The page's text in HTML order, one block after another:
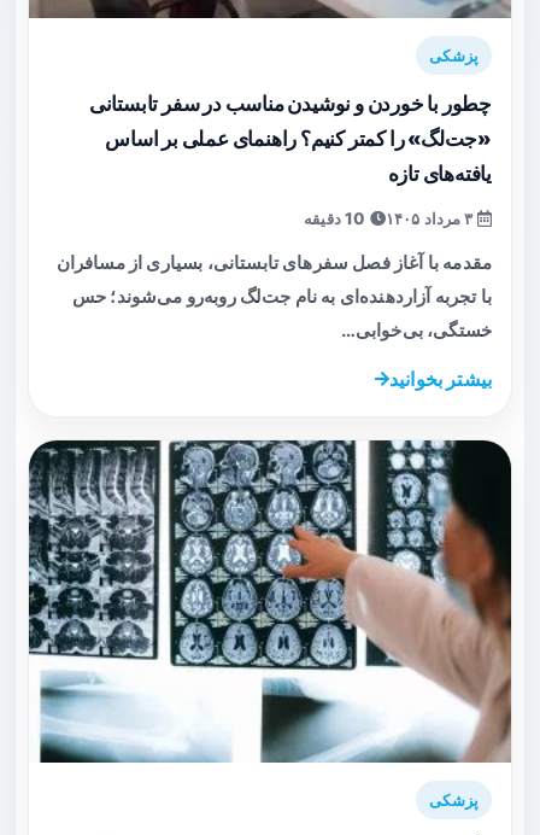
پزشکی
چطور با خوردن و نوشیدن مناسب در سفر تابستانی
«جت‌لگ» را کمتر کنیم؟ راهنمای عملی بر اساس
یافته‌های تازه
مقدمه با آغاز فصل سفرهای تابستانی، بسیاری از مسافران
با تجربه آزاردهنده‌ای به نام جت‌لگ روبه‌رو می‌شوند؛ حس
خستگی، بی‌خوابی…
بیشتر بخوانید
پزشکی